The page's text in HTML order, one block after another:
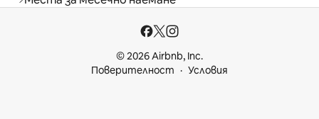
© 2026 Airbnb, Inc.
Поверителност
Условия